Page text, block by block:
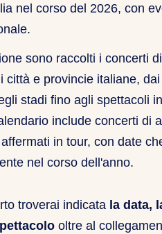
nel corso del 2026, con
sono raccolti i concerti
città e provincie italiane,
stadi fino agli spettacoli
include concerti di
in tour, con date
nel corso dell'anno.
troverai indicata la data,
oltre al